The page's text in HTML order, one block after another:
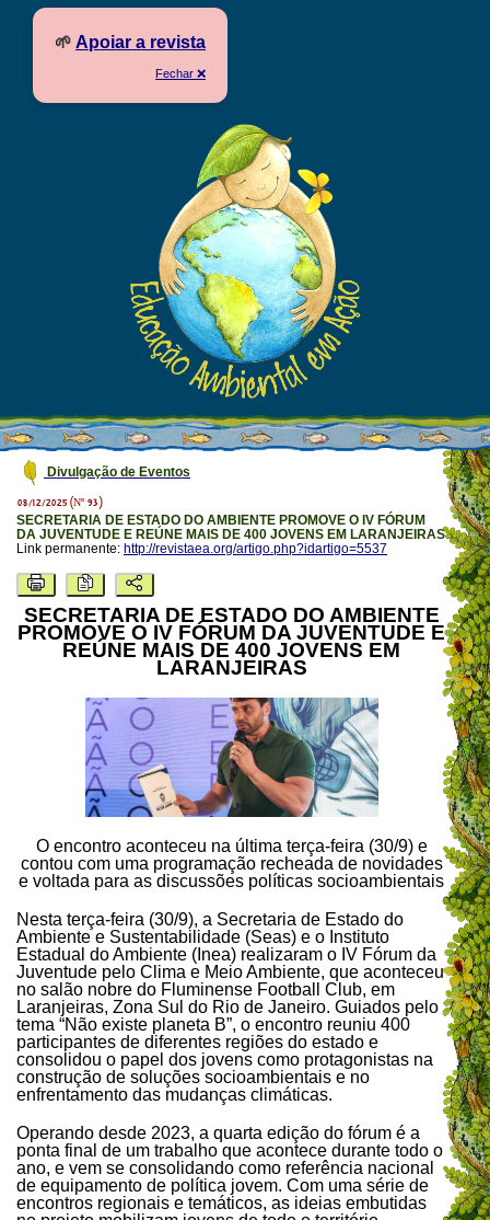
🌱 Apoiar a revista
Fechar ❌
Divulgação de Eventos
08/12/2025 (Nº 93)
SECRETARIA DE ESTADO DO AMBIENTE PROMOVE O IV FÓRUM
DA JUVENTUDE E REÚNE MAIS DE 400 JOVENS EM LARANJEIRAS
Link permanente: http://revistaea.org/artigo.php?idartigo=5537
SECRETARIA DE ESTADO DO AMBIENTE
PROMOVE O IV FÓRUM DA JUVENTUDE E
REÚNE MAIS DE 400 JOVENS EM
LARANJEIRAS
O encontro aconteceu na última terça-feira (30/9) e
contou com uma programação recheada de novidades
e voltada para as discussões políticas socioambientais
Nesta terça-feira (30/9), a Secretaria de Estado do
Ambiente e Sustentabilidade (Seas) e o Instituto
Estadual do Ambiente (Inea) realizaram o IV Fórum da
Juventude pelo Clima e Meio Ambiente, que aconteceu
no salão nobre do Fluminense Football Club, em
Laranjeiras, Zona Sul do Rio de Janeiro. Guiados pelo
tema “Não existe planeta B”, o encontro reuniu 400
participantes de diferentes regiões do estado e
consolidou o papel dos jovens como protagonistas na
construção de soluções socioambientais e no
enfrentamento das mudanças climáticas.
Operando desde 2023, a quarta edição do fórum é a
ponta final de um trabalho que acontece durante todo o
ano, e vem se consolidando como referência nacional
de equipamento de política jovem. Com uma série de
encontros regionais e temáticos, as ideias embutidas